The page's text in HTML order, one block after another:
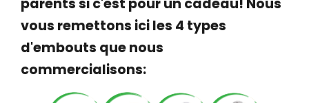
vous remettons ici les 4 types
d'embouts que nous
commercialisons: